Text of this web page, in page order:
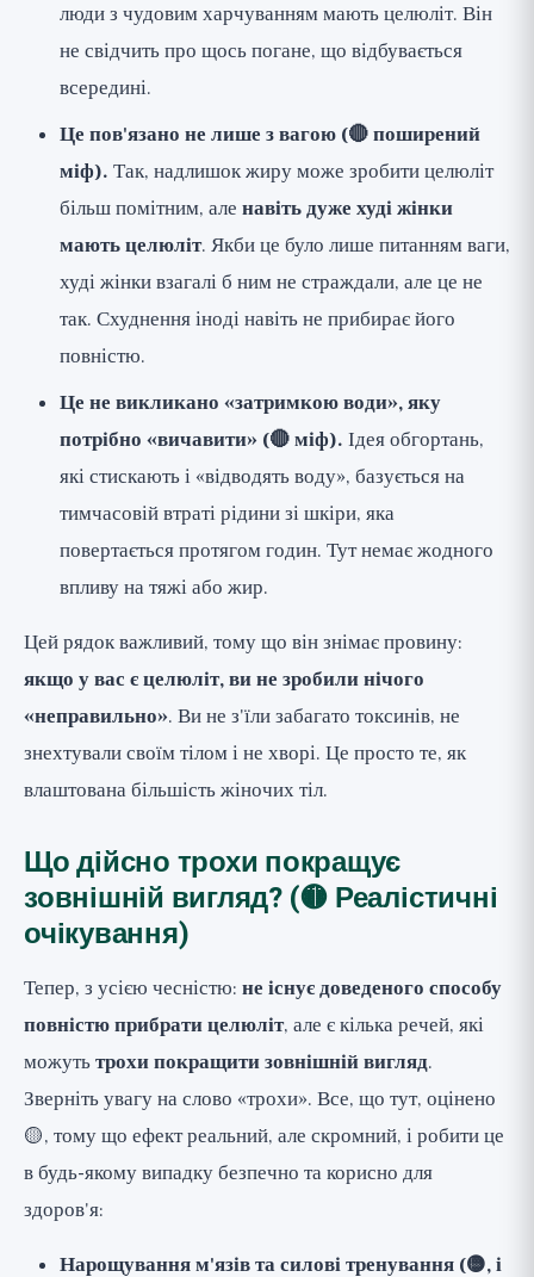
люди з чудовим харчуванням мають целюліт. Він
не свідчить про щось погане, що відбувається
всередині.
Це пов'язано не лише з вагою (🔴 поширений
міф). Так, надлишок жиру може зробити целюліт
більш помітним, але навіть дуже худі жінки
мають целюліт. Якби це було лише питанням ваги,
худі жінки взагалі б ним не страждали, але це не
так. Схуднення іноді навіть не прибирає його
повністю.
Це не викликано «затримкою води», яку
потрібно «вичавити» (🔴 міф). Ідея обгортань,
які стискають і «відводять воду», базується на
тимчасовій втраті рідини зі шкіри, яка
повертається протягом годин. Тут немає жодного
впливу на тяжі або жир.
Цей рядок важливий, тому що він знімає провину:
якщо у вас є целюліт, ви не зробили нічого
«неправильно». Ви не з'їли забагато токсинів, не
знехтували своїм тілом і не хворі. Це просто те, як
влаштована більшість жіночих тіл.
Що дійсно трохи покращує
зовнішній вигляд? (🟡 Реалістичні
очікування)
Тепер, з усією чесністю: не існує доведеного способу
повністю прибрати целюліт, але є кілька речей, які
можутьтрохи покращити зовнішній вигляд.
Зверніть увагу на слово «трохи». Все, що тут, оцінено
🟡, тому що ефект реальний, але скромний, і робити це
в будь-якому випадку безпечно та корисно для
здоров'я:
Нарощування м'язів та силові тренування (🟡, і